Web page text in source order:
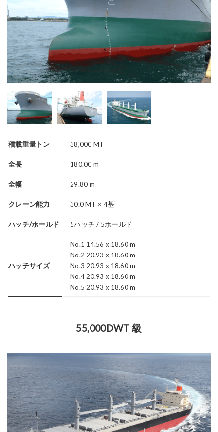
積載重量トン 38,000 MT
全長 180.00 m
全幅 29.80 m
クレーン能力 30.0 MT × 4基
ハッチ/ホールド 5ハッチ / 5ホールド
ハッチサイズ
No.1 14.56 x 18.60 m
No.2 20.93 x 18.60 m
No.3 20.93 x 18.60 m
No.4 20.93 x 18.60 m
No.5 20.93 x 18.60 m
55,000DWT 級